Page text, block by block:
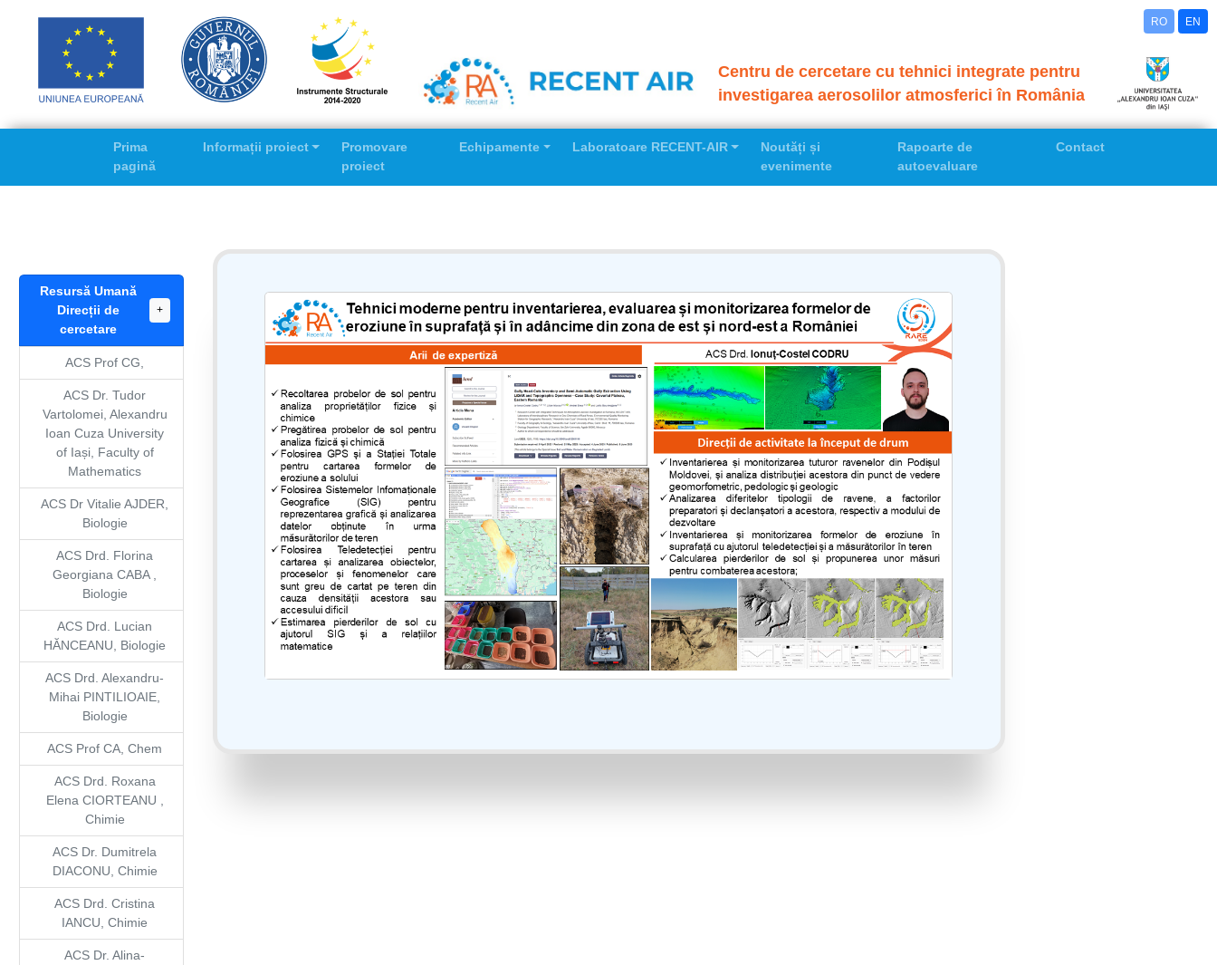
RO EN
Centru de cercetare cu tehnici integrate pentru
investigarea aerosolilor atmosferici în România
Prima
pagină
Informații proiect
Promovare
proiect
Echipamente Laboratoare RECENT-AIR
Noutăți și
evenimente
Rapoarte de
autoevaluare
Contact
Resursă Umană
Direcții de
cercetare
+
ACS Prof CG,
ACS Dr. Tudor
Vartolomei, Alexandru
Ioan Cuza University
of Iași, Faculty of
Mathematics
ACS Dr Vitalie AJDER,
Biologie
ACS Drd. Florina
Georgiana CABA ,
Biologie
ACS Drd. Lucian
HĂNCEANU, Biologie
ACS Drd. Alexandru-
Mihai PINTILIOAIE,
Biologie
ACS Prof CA, Chem
ACS Drd. Roxana
Elena CIORTEANU ,
Chimie
ACS Dr. Dumitrela
DIACONU, Chimie
ACS Drd. Cristina
IANCU, Chimie
ACS Dr. Alina-